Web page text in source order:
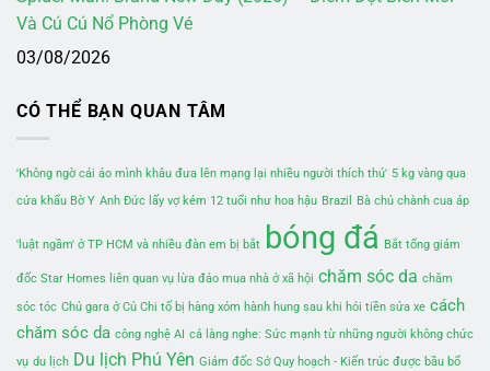
Và Cú Cú Nổ Phòng Vé
03/08/2026
CÓ THỂ BẠN QUAN TÂM
'Không ngờ cái áo mình khâu đưa lên mạng lại nhiều người thích thú' 5 kg vàng qua
cửa khẩu Bờ Y Anh Đức lấy vợ kém 12 tuổi như hoa hậu Brazil Bà chủ chành cua áp
'luật ngầm' ở TP HCM và nhiều đàn em bị bắt bóng đá Bắt tổng giám
đốc Star Homes liên quan vụ lừa đảo mua nhà ở xã hội chăm sóc da chăm
sóc tóc Chủ gara ở Củ Chi tố bị hàng xóm hành hung sau khi hỏi tiền sửa xe cách
chăm sóc da công nghệ AI cả làng nghe: Sức mạnh từ những người không chức
vụ du lịch Du lịch Phú Yên Giám đốc Sở Quy hoạch - Kiến trúc được bầu bổ